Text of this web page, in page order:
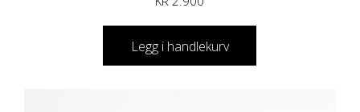
Legg i handlekurv